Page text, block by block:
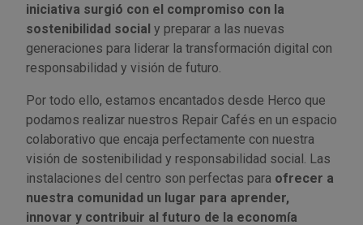
iniciativa surgió con el compromiso con la
sostenibilidad social y preparar a las nuevas
generaciones para liderar la transformación digital con
responsabilidad y visión de futuro.
Por todo ello, estamos encantados desde Herco que
podamos realizar nuestros Repair Cafés en un espacio
colaborativo que encaja perfectamente con nuestra
visión de sostenibilidad y responsabilidad social. Las
instalaciones del centro son perfectas para ofrecer a
nuestra comunidad un lugar para aprender,
innovar y contribuir al futuro de la economía